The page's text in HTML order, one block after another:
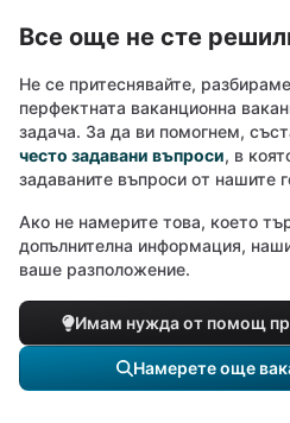
Все още не сте
Не се притеснявайте,
перфектната ваканционна
задача. За да ви помогнем,
често задавани въпроси, в
задаваните въпроси от нашите
Ако не намерите това, което
допълнителна информация,
ваше разположение.
Имам нужда от помощ
Намерете още